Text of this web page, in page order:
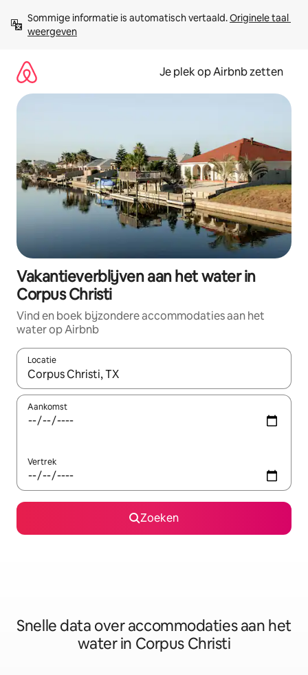
direct
naar
Sommige informatie is automatisch vertaald. Originele taal
weergeven
Je plek op Airbnb zetten
Vakantieverblijven aan het water in
Corpus Christi
Vind en boek bijzondere accommodaties aan het
water op Airbnb
Locatie
Wanneer er resultaten beschikbaar zijn, maak je een keuze
Aankomst
Vertrek
Zoeken
Snelle data over accommodaties aan het
water in Corpus Christi